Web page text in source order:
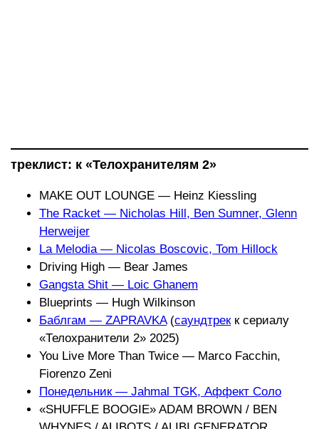
треклист: к «Телохранителям 2»
MAKE OUT LOUNGE — Heinz Kiessling
The Racket — Nicholas Hill, Ben Sumner, Glenn
Herweijer
La Melodia — Nicolas Boscovic, Tom Hillock
Driving High — Bear James
Gangsta Shit — Loic Ghanem
Blueprints — Hugh Wilkinson
Баблгам — ZAPRAVKA(саундтрекк сериалу
«Телохранители 2» 2025)
You Live More Than Twice — Marco Facchin,
Fiorenzo Zeni
Понедельник — Jahmal TGK, Аффект Соло
«SHUFFLE BOOGIE» ADAM BROWN / BEN